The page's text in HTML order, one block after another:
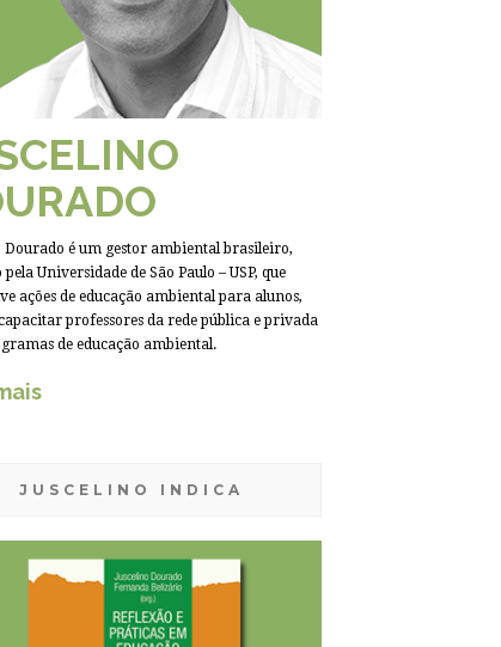
Dourado é um gestor ambiental brasileiro,
Universidade de São Paulo – USP, que
ações de educação ambiental para alunos,
professores da rede pública e privada
de educação ambiental.
JUSCELINO INDICA